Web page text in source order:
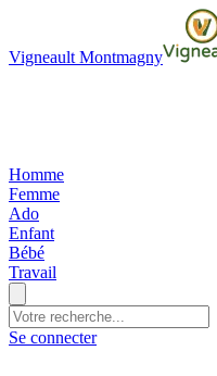
Vigneault Montmagny
Homme
Femme
Ado
Enfant
Bébé
Travail
Se connecter